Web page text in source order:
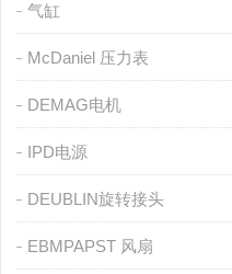
气缸
McDaniel 压力表
DEMAG电机
IPD电源
DEUBLIN旋转接头
EBMPAPST 风扇